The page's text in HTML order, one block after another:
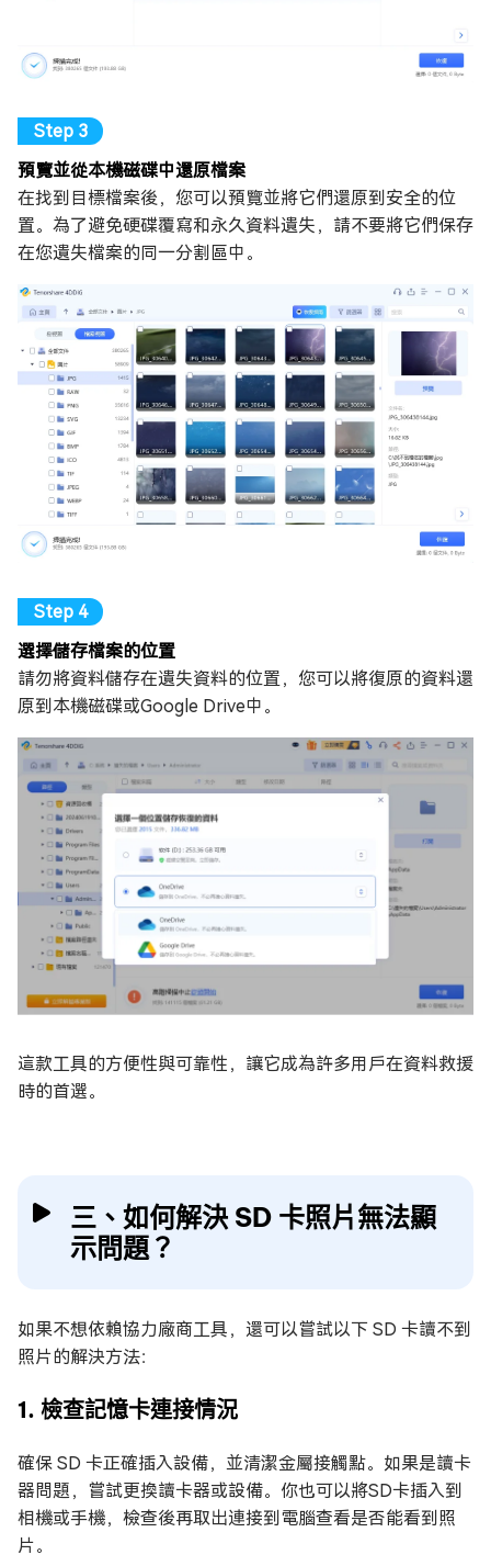
預覽並從本機磁碟中還原檔案
在找到目標檔案後，您可以預覽並將它們還原到安全的位
置。為了避免硬碟覆寫和永久資料遺失，請不要將它們保存
在您遺失檔案的同一分割區中。
選擇儲存檔案的位置
請勿將資料儲存在遺失資料的位置，您可以將復原的資料還
原到本機磁碟或Google Drive中。
這款工具的方便性與可靠性，讓它成為許多用戶在資料救援
時的首選。
三、如何解決 SD 卡照片無法顯
示問題？
如果不想依賴協力廠商工具，還可以嘗試以下 SD 卡讀不到
照片的解決方法：
1. 檢查記憶卡連接情況
確保 SD 卡正確插入設備，並清潔金屬接觸點。如果是讀卡
器問題，嘗試更換讀卡器或設備。你也可以將SD卡插入到
相機或手機，檢查後再取出連接到電腦查看是否能看到照
片。